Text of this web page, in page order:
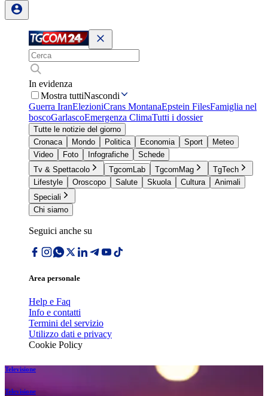
In evidenza
Mostra tuttiNascondi
Guerra IranElezioniCrans MontanaEpstein FilesFamiglia nel
boscoGarlascoEmergenza ClimaTutti i dossier
Tutte le notizie del giorno
Cronaca
Mondo Politica Economia Sport
Meteo
Video
Foto Infografiche
Schede
Tv & Spettacolo
TgcomLab TgcomMag
TgTech
Lifestyle
Oroscopo Salute Skuola Cultura
Animali
Speciali
Chi siamo
Seguici anche su
Area personale
Help e Faq
Info e contatti
Termini del servizio
Utilizzo dati e privacy
Cookie Policy
Televisione
Televisione